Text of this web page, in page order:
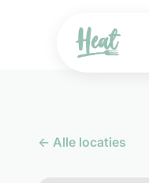
← Alle locaties